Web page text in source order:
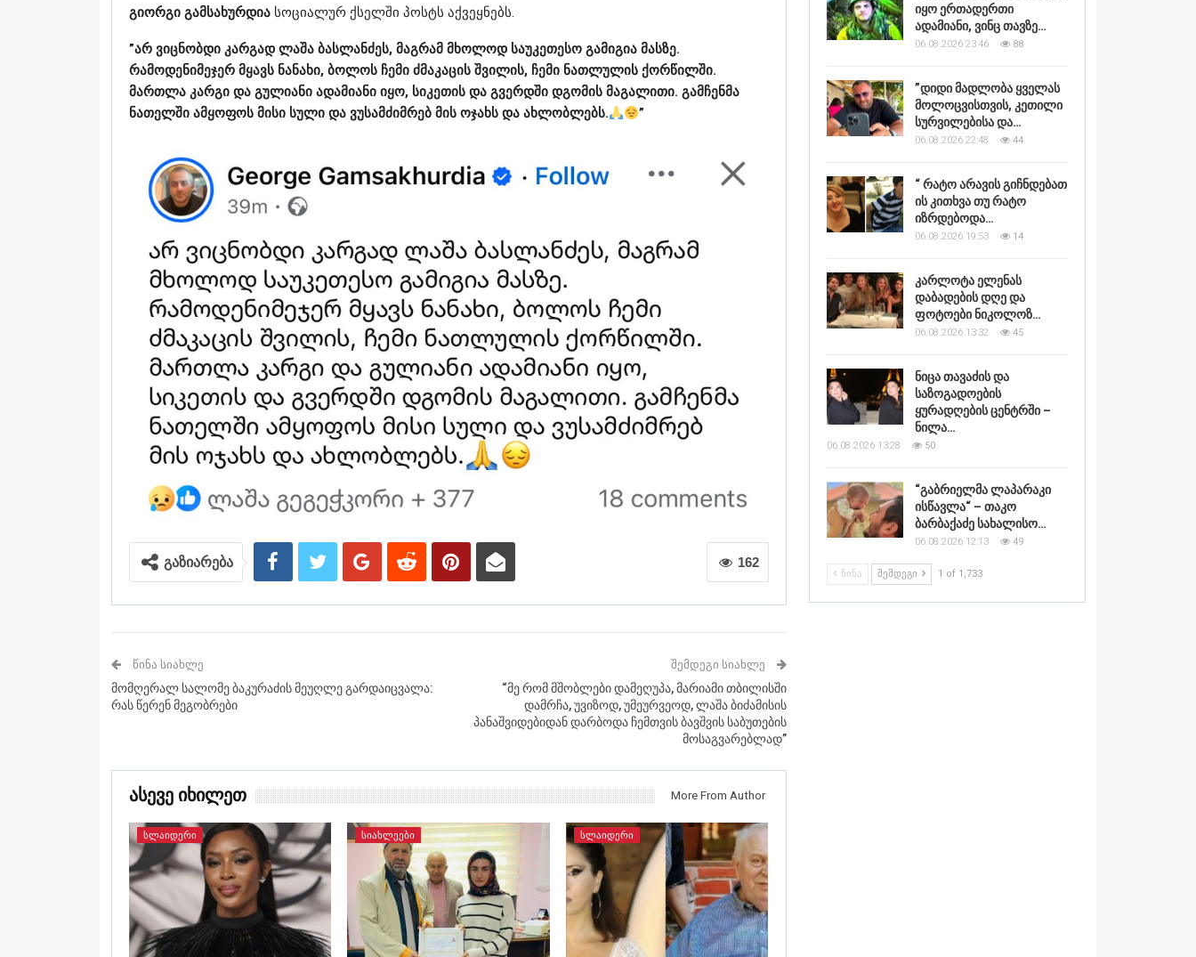
გიორგი გამსახურდიასოციალურ ქსელში პოსტს აქვეყნებს.
”არ ვიცნობდი კარგად ლაშა ბასლანძეს, მაგრამ მხოლოდ საუკეთესო გამიგია მასზე.
რამოდენიმეჯერ მყავს ნანახი, ბოლოს ჩემი ძმაკაცის შვილის, ჩემი ნათლულის ქორწილში.
მართლა კარგი და გულიანი ადამიანი იყო, სიკეთის და გვერდში დგომის მაგალითი. გამჩენმა
ნათელში ამყოფოს მისი სული და ვუსამძიმრებ მის ოჯახს და ახლობლებს.
”
162
გაზიარება
ᲬᲘᲜᲐ ᲡᲘᲐᲮᲚᲔ
მომღერალ სალომე ბაკურაძის მეუღლე გარდაიცვალა:
რას წერენ მეგობრები
ᲨᲔᲛᲓᲔᲒᲘ ᲡᲘᲐᲮᲚᲔ
“მე რომ მშობლები დამეღუპა, მარიამი თბილისში
დამრჩა, უვიზოდ, უმეურვეოდ, ლაშა ბიძამისის
პანაშვიდებიდან დარბოდა ჩემთვის ბავშვის საბუთების
მოსაგვარებლად”
Ასევე Იხილეთ More From Author
ᲡᲚᲐᲘᲓᲔᲠᲘ ᲡᲘᲐᲮᲚᲔᲔᲑᲘ ᲡᲚᲐᲘᲓᲔᲠᲘ
იყო ერთადერთი
ადამიანი, ვინც თავზე…
06.08.2026 23:46 88
”დიდი მადლობა ყველას
მოლოცვისთვის, კეთილი
სურვილებისა და…
06.08.2026 22:48 44
“ რატო არავის გიჩნდებათ
ის კითხვა თუ რატო
იზრდებოდა…
06.08.2026 19:53 14
კარლოტა ელენას
დაბადების დღე და
ფოტოები ნიკოლოზ…
06.08.2026 13:32 45
ნიცა თავაძის და
საზოგადოების
ყურადღების ცენტრში –
ნილა…
06.08.2026 13:28 50
“გაბრიელმა ლაპარაკი
ისწავლა“ – თაკო
ბარბაქაძე სახალისო…
06.08.2026 12:13 49
ᲬᲘᲜᲐ ᲨᲔᲛᲓᲔᲒᲘ 1 of 1,733